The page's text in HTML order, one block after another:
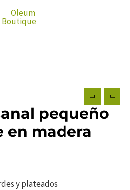
pequeño
en madera
y plateados